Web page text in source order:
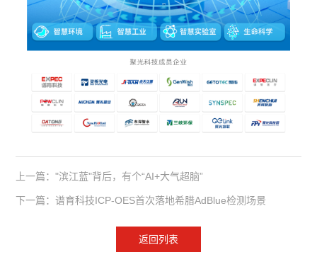
上一篇："滨江蓝"背后，有个“AI+大气超脑”
下一篇：谱育科技ICP-OES首次落地希腊AdBlue检测场景
返回列表